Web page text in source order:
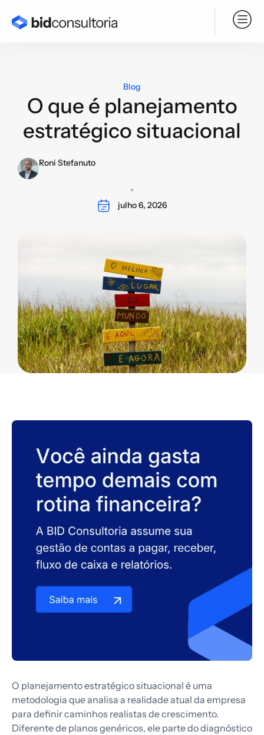
Blog
O que é planejamento
estratégico situacional
Roni Stefanuto
julho 6, 2026
O planejamento estratégico situacional é uma
metodologia que analisa a realidade atual da empresa
para definir caminhos realistas de crescimento.
Diferente de planos genéricos, ele parte do diagnóstico